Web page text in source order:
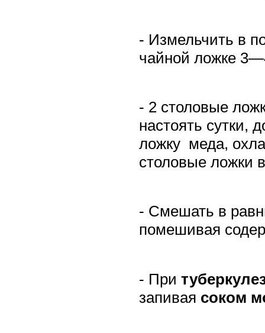
- Измельчить в
чайной ложке
- 2 столовые
настоять сутки,
ложку меда,
столовые ложки
- Смешать в
помешивая
- При
запивая соком